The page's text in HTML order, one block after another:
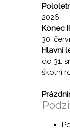
2026
Konec
30.
Hlavní
do 31.
školní